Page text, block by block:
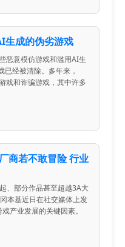
生成的伪劣游戏
恶意模仿游戏和滥用AI生
经被清除。多年来，
戏和诈骗游戏，其中许多
商若不敢冒险 行业
、部分作品甚至超越3A大
本基近日在社交媒体上发
产业发展的关键因素。